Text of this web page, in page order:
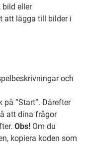
bild eller
att lägga till bilder i
och
på ”Start”. Därefter
att dina frågor
Obs! Om du
kopiera koden som